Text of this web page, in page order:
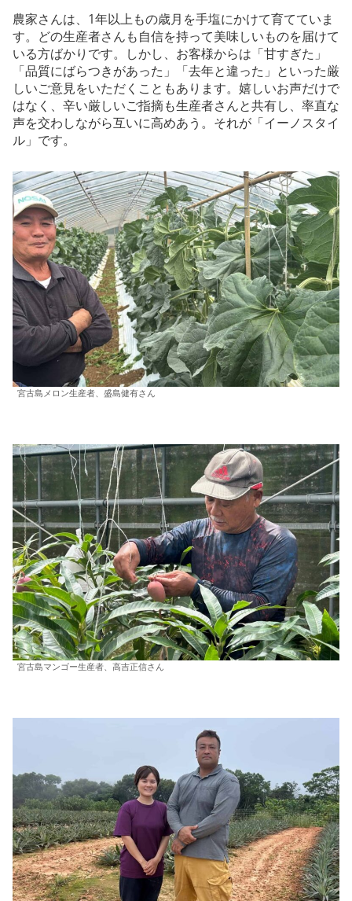
農家さんは、1年以上もの歳月を手塩にかけて育てていま
す。どの生産者さんも自信を持って美味しいものを届けて
いる方ばかりです。しかし、お客様からは「甘すぎた」
「品質にばらつきがあった」「去年と違った」といった厳
しいご意見をいただくこともあります。嬉しいお声だけで
はなく、辛い厳しいご指摘も生産者さんと共有し、率直な
声を交わしながら互いに高めあう。それが「イーノスタイ
ル」です。
宮古島メロン生産者、盛島健有さん
宮古島マンゴー生産者、高吉正信さん